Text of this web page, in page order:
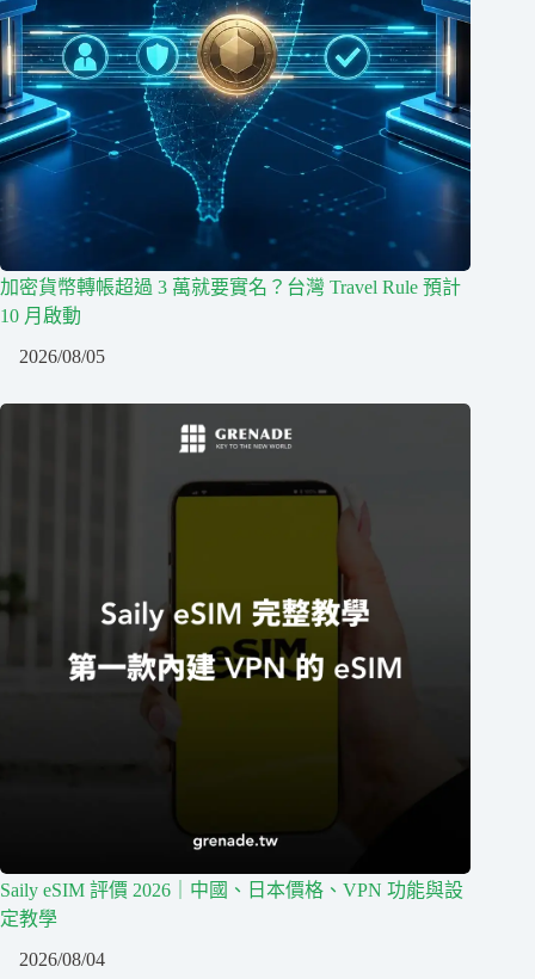
加密貨幣轉帳超過 3 萬就要實名？台灣 Travel Rule 預計
10 月啟動
2026/08/05
Saily eSIM 評價 2026｜中國、日本價格、VPN 功能與設
定教學
2026/08/04